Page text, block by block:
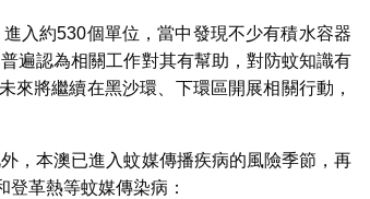
入約530個單位，當中發現不少有積水容器
遍認為相關工作對其有幫助，對防蚊知識有
來將繼續在黑沙環、下環區開展相關行動，
，本澳已進入蚊媒傳播疾病的風險季節，再
登革熱等蚊媒傳染病：